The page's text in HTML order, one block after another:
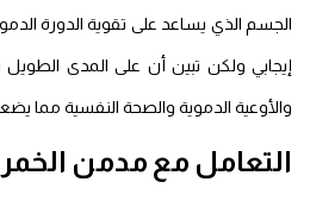
الجسم الذي يساعد على تقوية الدورة
إيجابي ولكن تبين أن على المدى
والأوعية الدموية والصحة النفسية مما
التعامل مع مدمن الخمر